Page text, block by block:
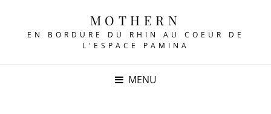
MOTHERN
EN BORDURE DU RHIN AU COEUR DE
L'ESPACE PAMINA
MENU